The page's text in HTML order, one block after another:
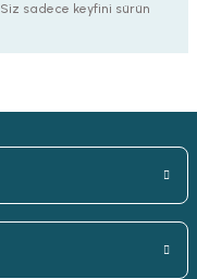
Siz sadece keyfini sürün